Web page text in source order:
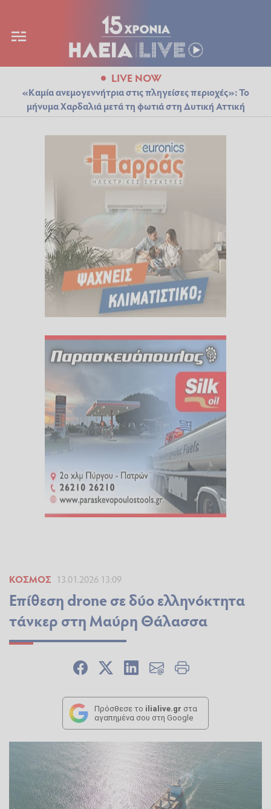
LIVE NOW
«Καμία ανεμογεννήτρια στις πληγείσες περιοχές»: Το
μήνυμα Χαρδαλιά μετά τη φωτιά στη Δυτική Αττική
ΚΌΣΜΟΣ 13.01.2026 13:09
Επίθεση drone σε δύο ελληνόκτητα
τάνκερ στη Μαύρη Θάλασσα
Πρόσθεσε το ilialive.gr στα
αγαπημένα σου στη Google